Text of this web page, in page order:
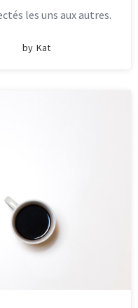
les uns aux autres.
by Kat